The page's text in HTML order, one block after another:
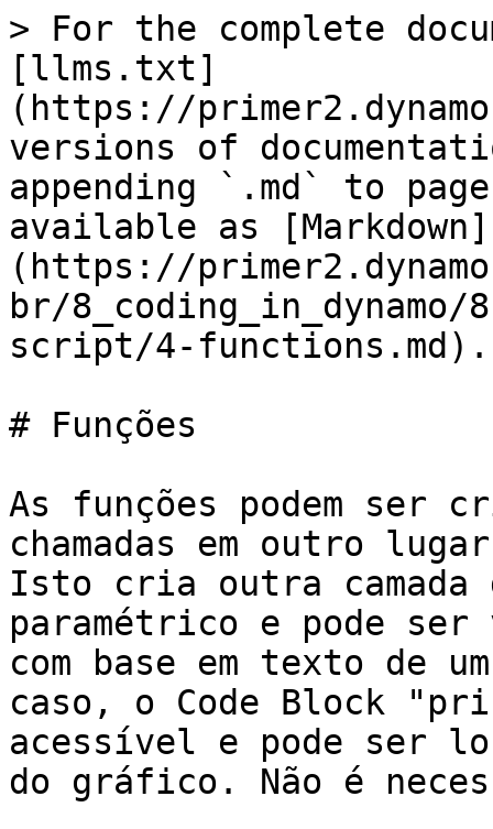
> For the complete
[llms.txt]
(https://
versions of
appending `.md` to
available as [Markdown]
(https://
br/
script/4-functions.md).
# Funções
As funções podem ser
chamadas em outro
Isto cria outra camada
paramétrico e pode ser
com base em texto de
caso, o Code Block
acessível e pode ser
do gráfico. Não é